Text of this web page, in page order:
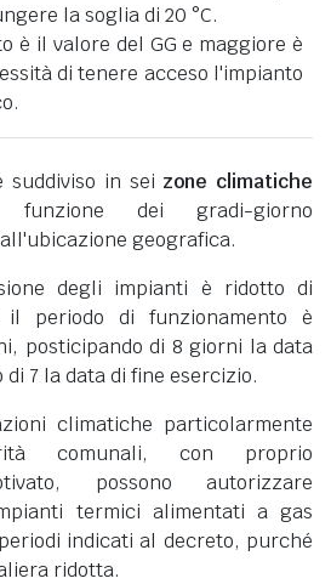
la soglia di 20 °C.
è il valore del GG e maggiore è
di tenere acceso l'impianto
in sei zone climatiche
dei gradi-giorno
geografica.
degli impianti è ridotto di
periodo di funzionamento è
posticipando di 8 giorni la data
7 la data di fine esercizio.
climatiche particolarmente
comunali, con proprio
possono autorizzare
termici alimentati a gas
indicati al decreto, purché
ridotta.